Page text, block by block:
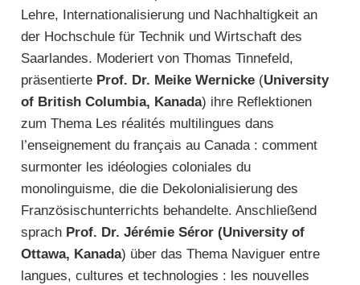
Lehre, Internationalisierung und Nachhaltigkeit an
der Hochschule für Technik und Wirtschaft des
Saarlandes. Moderiert von Thomas Tinnefeld,
präsentierte Prof. Dr. Meike Wernicke (University
of British Columbia, Kanada) ihre Reflektionen
zum Thema Les réalités multilingues dans
l’enseignement du français au Canada : comment
surmonter les idéologies coloniales du
monolinguisme, die die Dekolonialisierung des
Französischunterrichts behandelte. Anschließend
sprach Prof. Dr. Jérémie Séror (University of
Ottawa, Kanada) über das Thema Naviguer entre
langues, cultures et technologies : les nouvelles